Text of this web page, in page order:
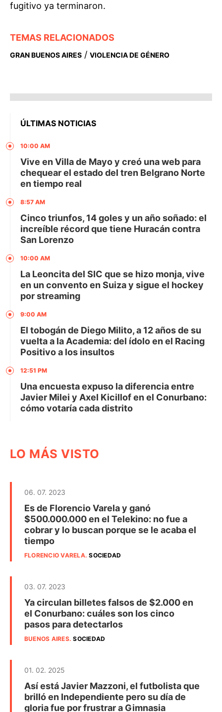
fugitivo ya terminaron.
TEMAS RELACIONADOS
GRAN BUENOS AIRES / VIOLENCIA DE GÉNERO
ÚLTIMAS NOTICIAS
10:00 AM
Vive en Villa de Mayo y creó una web para
chequear el estado del tren Belgrano Norte
en tiempo real
8:57 AM
Cinco triunfos, 14 goles y un año soñado: el
increíble récord que tiene Huracán contra
San Lorenzo
10:00 AM
La Leoncita del SIC que se hizo monja, vive
en un convento en Suiza y sigue el hockey
por streaming
9:00 AM
El tobogán de Diego Milito, a 12 años de su
vuelta a la Academia: del ídolo en el Racing
Positivo a los insultos
12:51 PM
Una encuesta expuso la diferencia entre
Javier Milei y Axel Kicillof en el Conurbano:
cómo votaría cada distrito
LO MÁS VISTO
06. 07. 2023
Es de Florencio Varela y ganó
$500.000.000 en el Telekino: no fue a
cobrar y lo buscan porque se le acaba el
tiempo
FLORENCIO VARELA.SOCIEDAD
03. 07. 2023
Ya circulan billetes falsos de $2.000 en
el Conurbano: cuáles son los cinco
pasos para detectarlos
BUENOS AIRES.SOCIEDAD
01. 02. 2025
Así está Javier Mazzoni, el futbolista que
brilló en Independiente pero su día de
gloria fue por frustrar a Gimnasia